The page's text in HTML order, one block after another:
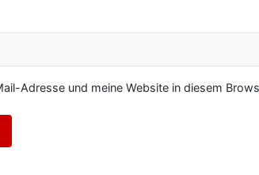
Adresse und meine Website in diesem